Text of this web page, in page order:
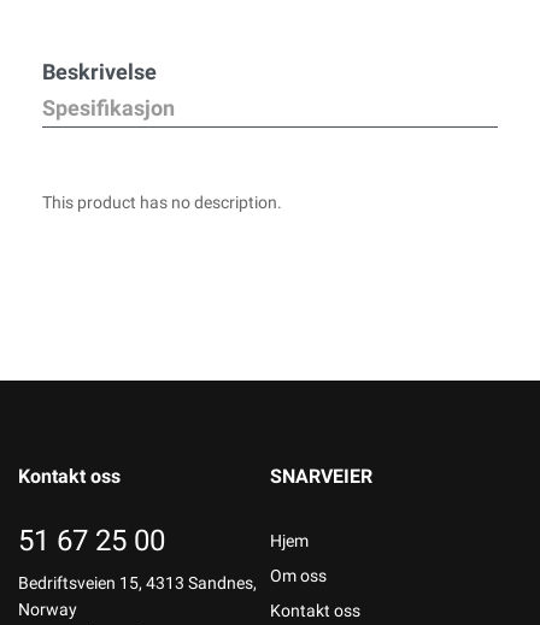
Beskrivelse
Spesifikasjon
This product has no description.
Kontakt oss
51 67 25 00
Bedriftsveien 15, 4313 Sandnes,
Norway
SNARVEIER
Hjem
Om oss
Kontakt oss